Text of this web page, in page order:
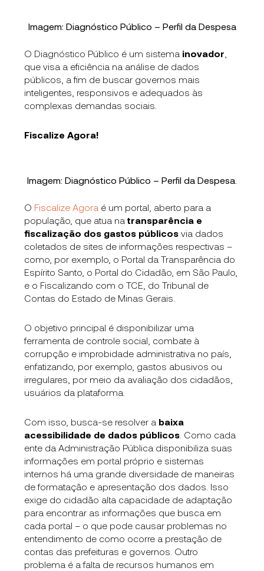
Imagem: Diagnóstico Público – Perfil da Despesa
O Diagnóstico Público é um sistema inovador
que visa a eficiência na análise de dados
públicos, a fim de buscar governos mais
inteligentes, responsivos e adequados às
complexas demandas sociais.
Fiscalize Agora!
Imagem: Diagnóstico Público – Perfil da Despesa.
O Fiscalize Agora é um portal, aberto para a
população, que atua na transparência e
fiscalização dos gastos públicosvia dados
coletados de sites de informações respectivas –
como, por exemplo, o Portal da Transparência do
Espírito Santo, o Portal do Cidadão, em São Paulo,
e o Fiscalizando com o TCE, do Tribunal de
Contas do Estado de Minas Gerais.
O objetivo principal é disponibilizar uma
ferramenta de controle social, combate à
corrupção e improbidade administrativa no país,
enfatizando, por exemplo, gastos abusivos ou
irregulares, por meio da avaliação dos cidadãos,
usuários da plataforma.
Com isso, busca-se resolver a baixa
acessibilidade de dados públicos . Como cada
ente da Administração Pública disponibiliza suas
informações em portal próprio e sistemas
internos há uma grande diversidade de maneiras
de formatação e apresentação dos dados. Isso
exige do cidadão alta capacidade de adaptação
para encontrar as informações que busca em
cada portal – o que pode causar problemas no
entendimento de como ocorre a prestação de
contas das prefeituras e governos. Outro
problema é a falta de recursos humanos em